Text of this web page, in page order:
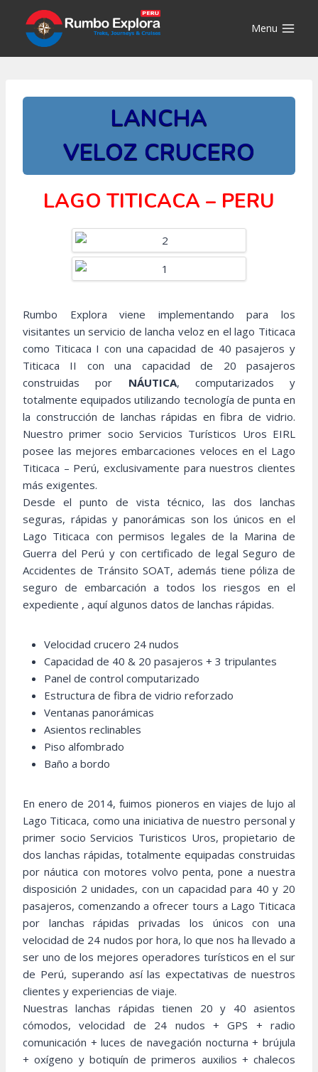
contenido
Menu
LANCHA
VELOZ CRUCERO
LAGO TITICACA – PERU
Rumbo Explora viene implementando para los
visitantes un servicio de lancha veloz en el lago Titicaca
como Titicaca I con una capacidad de 40 pasajeros y
Titicaca II con una capacidad de 20 pasajeros
construidas por NÁUTICA, computarizados y
totalmente equipados utilizando tecnología de punta en
la construcción de lanchas rápidas en fibra de vidrio.
Nuestro primer socio Servicios Turísticos Uros EIRL
posee las mejores embarcaciones veloces en el Lago
Titicaca – Perú, exclusivamente para nuestros clientes
más exigentes.
Desde el punto de vista técnico, las dos lanchas
seguras, rápidas y panorámicas son los únicos en el
Lago Titicaca con permisos legales de la Marina de
Guerra del Perú y con certificado de legal Seguro de
Accidentes de Tránsito SOAT, además tiene póliza de
seguro de embarcación a todos los riesgos en el
expediente , aquí algunos datos de lanchas rápidas.
Velocidad crucero 24 nudos
Capacidad de 40 & 20 pasajeros + 3 tripulantes
Panel de control computarizado
Estructura de fibra de vidrio reforzado
Ventanas panorámicas
Asientos reclinables
Piso alfombrado
Baño a bordo
En enero de 2014, fuimos pioneros en viajes de lujo al
Lago Titicaca, como una iniciativa de nuestro personal y
primer socio Servicios Turisticos Uros, propietario de
dos lanchas rápidas, totalmente equipadas construidas
por náutica con motores volvo penta, pone a nuestra
disposición 2 unidades, con un capacidad para 40 y 20
pasajeros, comenzando a ofrecer tours a Lago Titicaca
por lanchas rápidas privadas los únicos con una
velocidad de 24 nudos por hora, lo que nos ha llevado a
ser uno de los mejores operadores turísticos en el sur
de Perú, superando así las expectativas de nuestros
clientes y experiencias de viaje.
Nuestras lanchas rápidas tienen 20 y 40 asientos
cómodos, velocidad de 24 nudos + GPS + radio
comunicación + luces de navegación nocturna + brújula
+ oxígeno y botiquín de primeros auxilios + chalecos